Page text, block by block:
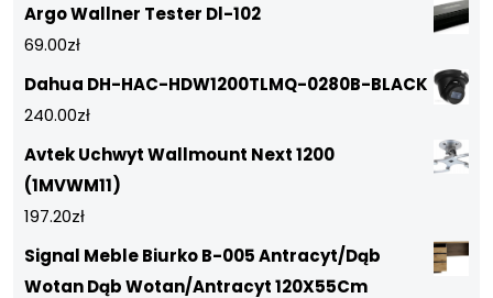
Argo Wallner Tester Dl-102
69.00zł
Dahua DH-HAC-HDW1200TLMQ-0280B-BLACK
240.00zł
Avtek Uchwyt Wallmount Next 1200
(1MVWM11)
197.20zł
Signal Meble Biurko B-005 Antracyt/Dąb
Wotan Dąb Wotan/Antracyt 120X55Cm